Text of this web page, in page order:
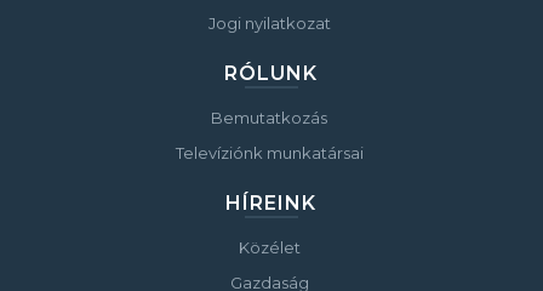
Jogi nyilatkozat
RÓLUNK
Bemutatkozás
Televíziónk munkatársai
HÍREINK
Közélet
Gazdaság